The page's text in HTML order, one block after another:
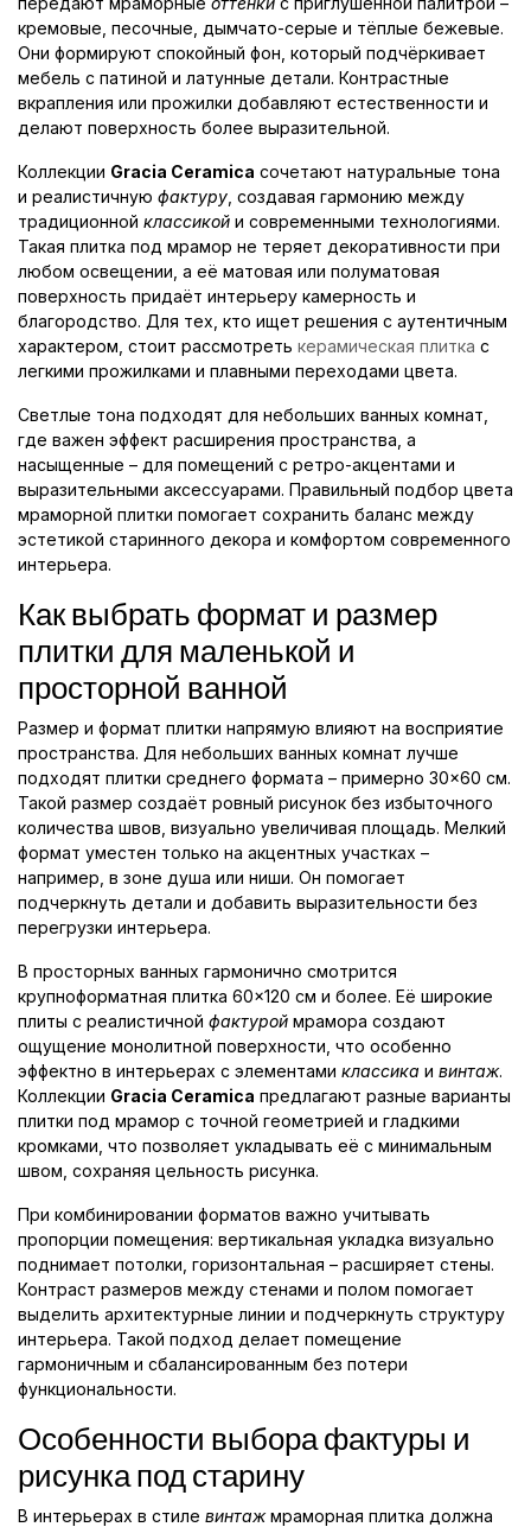
кремовые, песочные, дымчато-серые и тёплые бежевые.
Они формируют спокойный фон, который подчёркивает
мебель с патиной и латунные детали. Контрастные
вкрапления или прожилки добавляют естественности и
делают поверхность более выразительной.
Коллекции Gracia Ceramica сочетают натуральные тона
и реалистичную фактуру , создавая гармонию между
традиционной классикой и современными технологиями.
Такая плитка под мрамор не теряет декоративности при
любом освещении, а её матовая или полуматовая
поверхность придаёт интерьеру камерность и
благородство. Для тех, кто ищет решения с аутентичным
характером, стоит рассмотреть керамическая плитка с
легкими прожилками и плавными переходами цвета.
Светлые тона подходят для небольших ванных комнат,
где важен эффект расширения пространства, а
насыщенные – для помещений с ретро-акцентами и
выразительными аксессуарами. Правильный подбор цвета
мраморной плитки помогает сохранить баланс между
эстетикой старинного декора и комфортом современного
интерьера.
Как выбрать формат и размер
плитки для маленькой и
просторной ванной
Размер и формат плитки напрямую влияют на восприятие
пространства. Для небольших ванных комнат лучше
подходят плитки среднего формата – примерно 30×60 см.
Такой размер создаёт ровный рисунок без избыточного
количества швов, визуально увеличивая площадь. Мелкий
формат уместен только на акцентных участках –
например, в зоне душа или ниши. Он помогает
подчеркнуть детали и добавить выразительности без
перегрузки интерьера.
В просторных ванных гармонично смотрится
крупноформатная плитка 60×120 см и более. Её широкие
плиты с реалистичной фактурой мрамора создают
ощущение монолитной поверхности, что особенно
эффектно в интерьерах с элементами классика и винтаж.
Коллекции Gracia Ceramica предлагают разные варианты
плитки под мрамор с точной геометрией и гладкими
кромками, что позволяет укладывать её с минимальным
швом, сохраняя цельность рисунка.
При комбинировании форматов важно учитывать
пропорции помещения: вертикальная укладка визуально
поднимает потолки, горизонтальная – расширяет стены.
Контраст размеров между стенами и полом помогает
выделить архитектурные линии и подчеркнуть структуру
интерьера. Такой подход делает помещение
гармоничным и сбалансированным без потери
функциональности.
Особенности выбора фактуры и
рисунка под старину
В интерьерах в стиле винтажмраморная плитка должна